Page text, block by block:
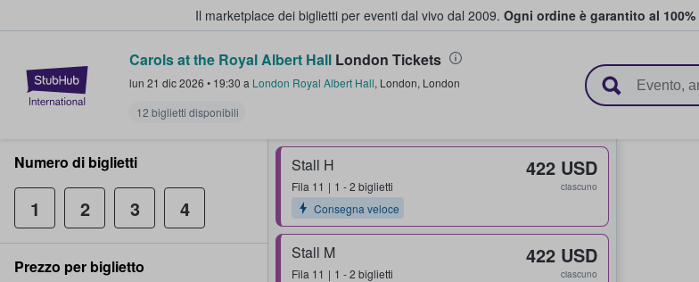
Il marketplace dei biglietti per eventi dal vivo dal 2009. Ogni ordine è garantito al 100%
StubHub - Dove i fan comprano e vendono biglietti
Carols at the Royal Albert Hall London Tickets
lun 21 dic 2026 • 19:30 a London Royal Albert Hall, London, London
12 biglietti disponibili
Stall H
Fila 11
1 - 2 biglietti
Consegna veloce
422 USD
ciascuno
Stall M
Fila 11
1 - 2 biglietti
422 USD
ciascuno
Numero di biglietti
1 2 3 4
Prezzo per biglietto